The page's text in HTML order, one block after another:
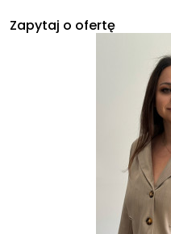
Zapytaj o ofertę